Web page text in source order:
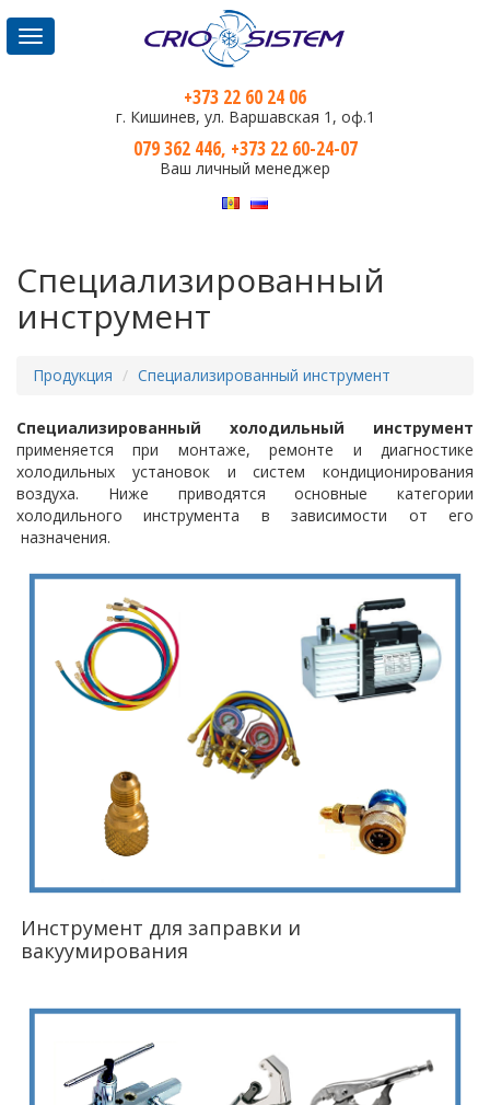
+373 22 60 24 06
г. Кишинев, ул. Варшавская 1, оф.1
079 362 446, +373 22 60-24-07
Ваш личный менеджер
Toggle
navigation
Специализированный
инструмент
Продукция Специализированный инструмент
Специализированный холодильный инструмент
применяется при монтаже, ремонте и диагностике
холодильных установок и систем кондиционирования
воздуха. Ниже приводятся основные категории
холодильного инструмента в зависимости от его
назначения.
Инструмент для заправки и
вакуумирования